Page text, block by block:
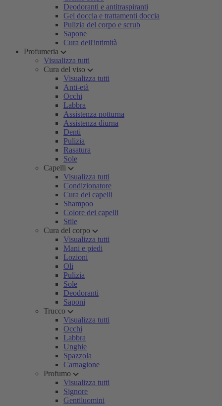
Deodoranti e antitraspiranti
Gel doccia e trattamenti doccia
Pulizia del corpo e scrub
Sapone
Cura dell'intimità
Profumeria
Visualizza tutti
Cura del viso
Visualizza tutti
Anti-età
Occhi
Labbra
Assistenza notturna
Assistenza diurna
Denti
Pulizia
Rasatura
Sole
Capelli
Visualizza tutti
Condizionatore
Cura dei capelli
Shampoo
Colore dei capelli
Stile
Cura del corpo
Visualizza tutti
Mani e piedi
Lozioni
Oli
Pulizia
Sole
Deodoranti
Saponi
Trucco
Visualizza tutti
Occhi
Labbra
Unghie
Spazzola
Carnagione
Profumo
Visualizza tutti
Signore
Gentiluomini